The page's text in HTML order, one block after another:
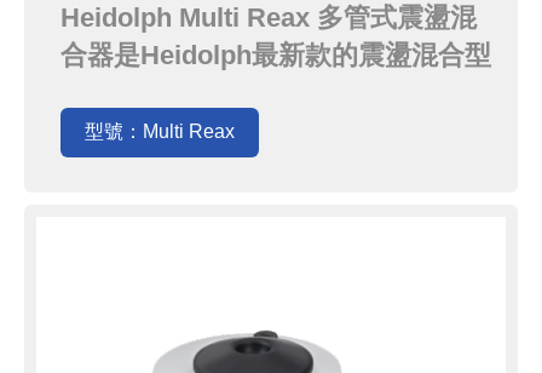
Heidolph Multi Reax 多管式震盪混
合器是Heidolph最新款的震盪混合型
種試管的多重任務而生，一次最多可
處理26支16mm的試管，且震幅達到
型號：Multi Reax